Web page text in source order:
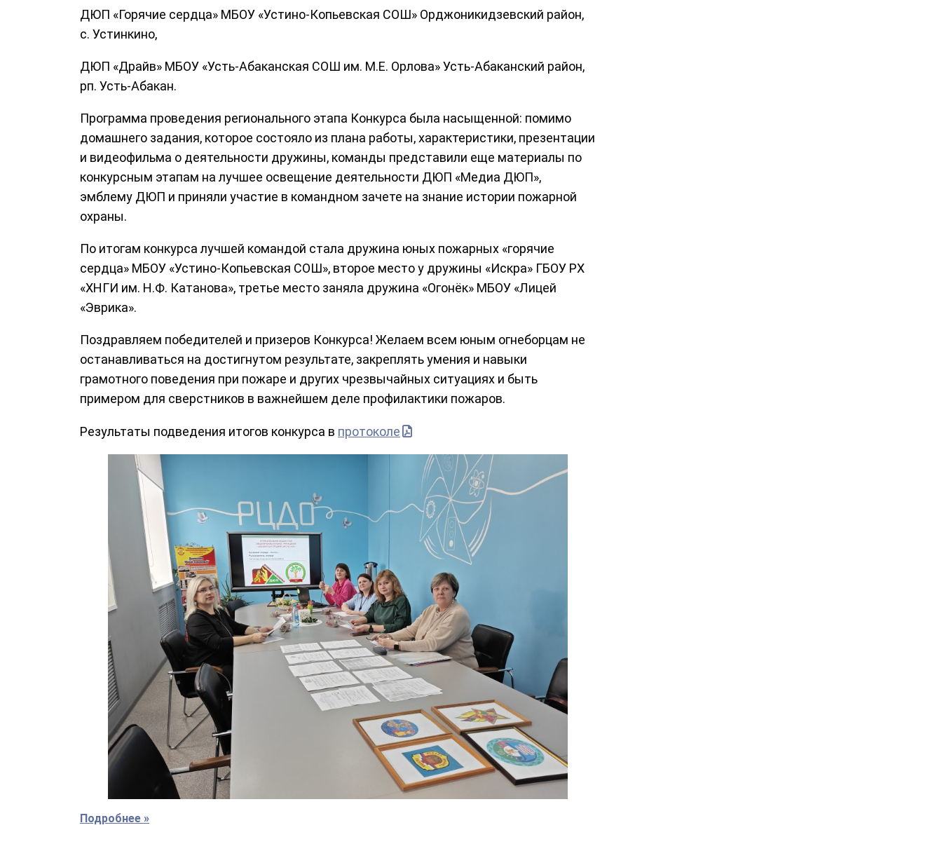
ДЮП «Горячие сердца» МБОУ «Устино-Копьевская СОШ» Орджоникидзевский район,
с. Устинкино,
ДЮП «Драйв» МБОУ «Усть-Абаканская СОШ им. М.Е. Орлова» Усть-Абаканский район,
рп. Усть-Абакан.
Программа проведения регионального этапа Конкурса была насыщенной: помимо
домашнего задания, которое состояло из плана работы, характеристики, презентации
и видеофильма о деятельности дружины, команды представили еще материалы по
конкурсным этапам на лучшее освещение деятельности ДЮП «Медиа ДЮП»,
эмблему ДЮП и приняли участие в командном зачете на знание истории пожарной
охраны.
По итогам конкурса лучшей командой стала дружина юных пожарных «горячие
сердца» МБОУ «Устино-Копьевская СОШ», второе место у дружины «Искра» ГБОУ РХ
«ХНГИ им. Н.Ф. Катанова», третье место заняла дружина «Огонёк» МБОУ «Лицей
«Эврика».
Поздравляем победителей и призеров Конкурса! Желаем всем юным огнеборцам не
останавливаться на достигнутом результате, закреплять умения и навыки
грамотного поведения при пожаре и других чрезвычайных ситуациях и быть
примером для сверстников в важнейшем деле профилактики пожаров.
Результаты подведения итогов конкурса в протоколе
Подробнее »